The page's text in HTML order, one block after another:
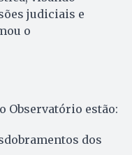
judiciais e
o
Observatório estão:
dos